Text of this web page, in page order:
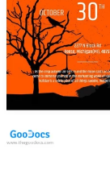
marco para ella.
Google Docs